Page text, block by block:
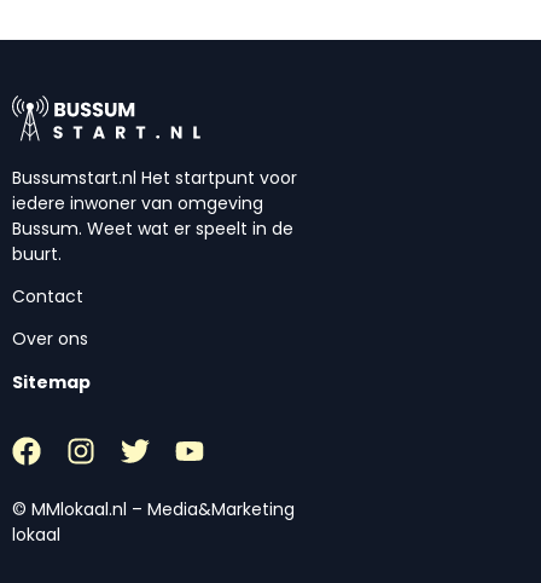
Bussumstart.nl Het startpunt voor
iedere inwoner van omgeving
Bussum. Weet wat er speelt in de
buurt.
Contact
Over ons
Sitemap
© MMlokaal.nl – Media&Marketing
lokaal